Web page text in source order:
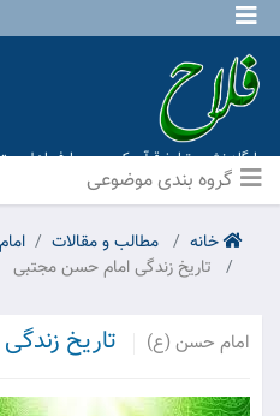
پایگاه نشر و تبلیغ قرآن کریم و معارف اهل
عترت منهاج عشق آباد ]
خانه مطالب و مقالات
تاریخ زندگی امام حسن مجتبی
امام حسن (ع) تاریخ